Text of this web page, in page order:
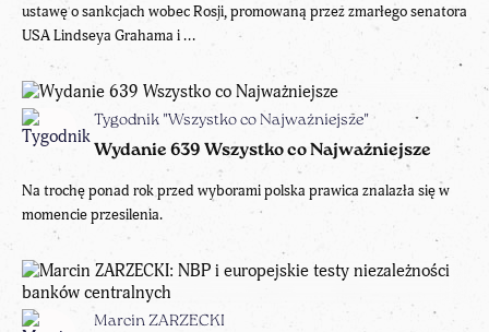
ustawę o sankcjach wobec Rosji, promowaną przez zmarłego senatora
USA Lindseya Grahama i ...
Tygodnik "Wszystko co Najważniejsze"
Wydanie 639 Wszystko co Najważniejsze
Na trochę ponad rok przed wyborami polska prawica znalazła się w
momencie przesilenia.
Marcin ZARZECKI